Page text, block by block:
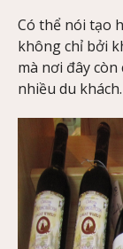
Có thể nói tạo
không chỉ bởi
mà nơi đây
nhiều du khách.